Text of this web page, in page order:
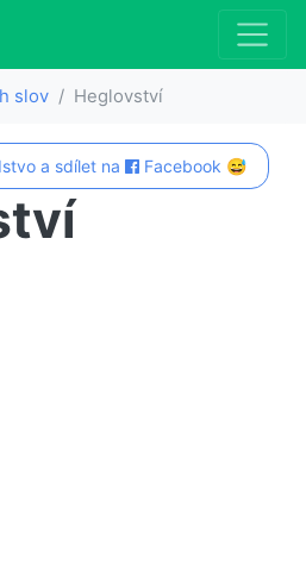
slov Heglovství
a sdílet na Facebook 😅